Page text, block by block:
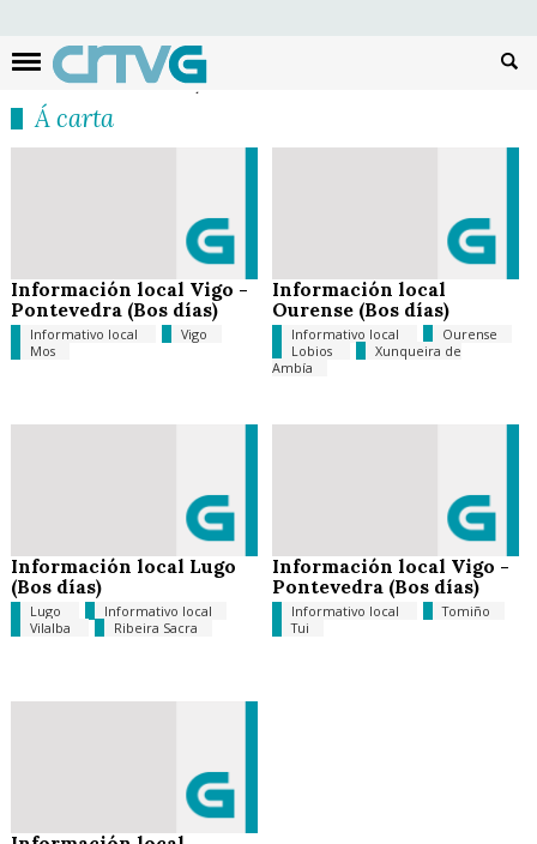
Á carta
Información local Vigo -
Pontevedra (Bos días)
Informativo local
Vigo
Mos
Información local
Ourense (Bos días)
Informativo local
Ourense
Lobios
Xunqueira de
Ambía
Información local Lugo
(Bos días)
Lugo
Informativo local
Vilalba
Ribeira Sacra
Información local Vigo -
Pontevedra (Bos días)
Informativo local
Tomiño
Tui